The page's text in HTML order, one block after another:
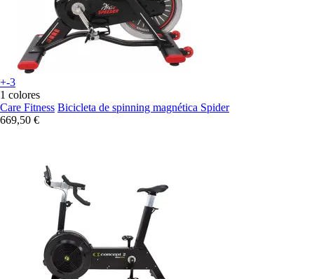
+-3
1 colores
Care Fitness Bicicleta de spinning magnética Spider
669,50 €